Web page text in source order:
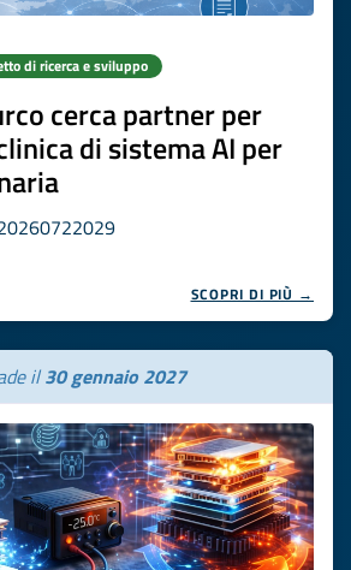
di ricerca e sviluppo
cerca partner per
di sistema AI per
SCOPRI DI PIÙ →
il30 gennaio 2027